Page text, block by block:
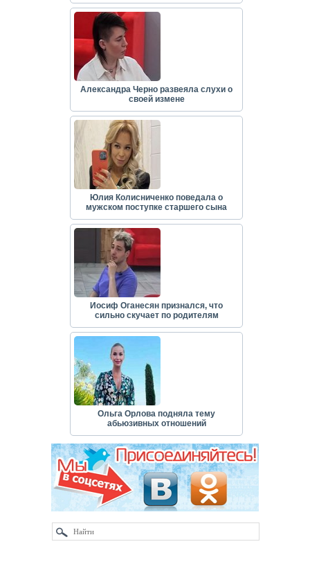
Александра Черно развеяла слухи о
своей измене
Юлия Колисниченко поведала о
мужском поступке старшего сына
Иосиф Оганесян признался, что
сильно скучает по родителям
Ольга Орлова подняла тему
абьюзивных отношений